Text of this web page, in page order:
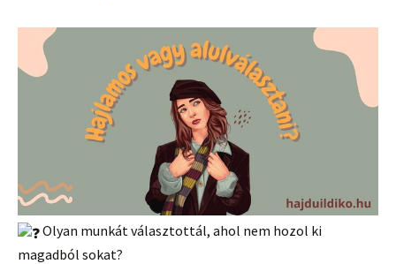
Olyan munkát választottál, ahol nem hozol ki
magadból sokat?